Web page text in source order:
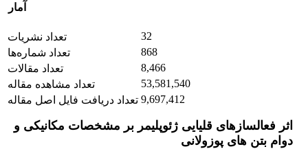
آمار
تعداد نشریات
32
تعداد شماره‌ها
868
تعداد مقالات
8,466
تعداد مشاهده مقاله
53,581,540
تعداد دریافت فایل اصل مقاله 9,697,412
اثر فعالسازهای قلیایی ژئوپلیمر بر مشخصات مکانیکی و
دوام بتن های پوزولانی